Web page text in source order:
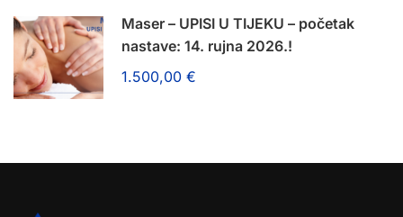
Maser – UPISI U TIJEKU – početak
nastave: 14. rujna 2026.!
1.500,00 €